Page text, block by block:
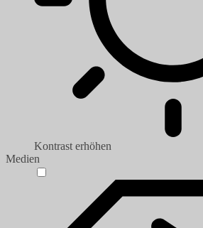
Kontrast erhöhen
Medien